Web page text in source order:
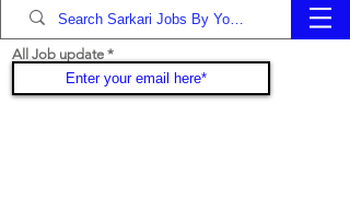
All Job update